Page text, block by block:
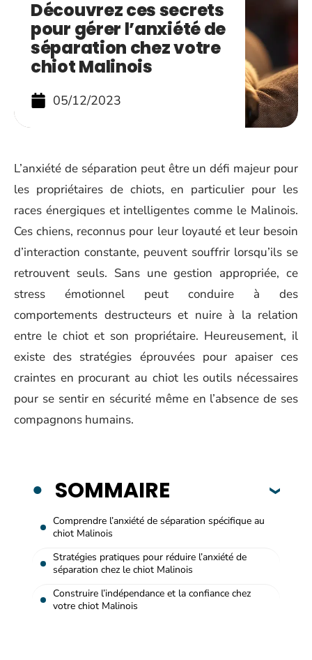
Découvrez ces secrets
pour gérer l’anxiété de
séparation chez votre
chiot Malinois
05/12/2023
L’anxiété de séparation peut être un défi majeur pour
les propriétaires de chiots, en particulier pour les
races énergiques et intelligentes comme le Malinois.
Ces chiens, reconnus pour leur loyauté et leur besoin
d’interaction constante, peuvent souffrir lorsqu’ils se
retrouvent seuls. Sans une gestion appropriée, ce
stress émotionnel peut conduire à des
comportements destructeurs et nuire à la relation
entre le chiot et son propriétaire. Heureusement, il
existe des stratégies éprouvées pour apaiser ces
craintes en procurant au chiot les outils nécessaires
pour se sentir en sécurité même en l’absence de ses
compagnons humains.
SOMMAIRE
Comprendre l’anxiété de séparation spécifique au
chiot Malinois
Stratégies pratiques pour réduire l’anxiété de
séparation chez le chiot Malinois
Construire l’indépendance et la confiance chez
votre chiot Malinois